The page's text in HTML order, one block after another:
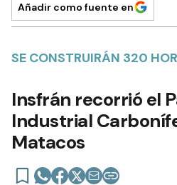
Añadir como fuente en
SE CONSTRUIRÁN 320
Insfrán recorrió el
Industrial
Matacos